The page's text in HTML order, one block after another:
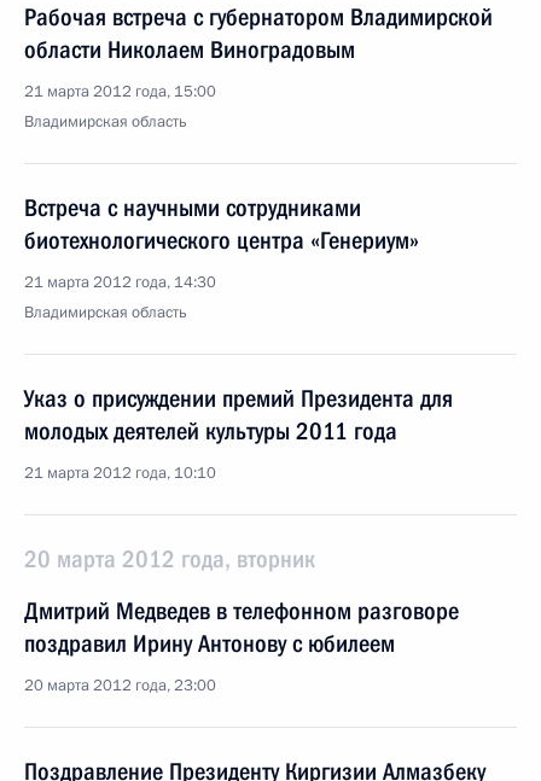
Рабочая встреча с губернатором Владимирской
области Николаем Виноградовым
21 марта 2012 года, 15:00
Владимирская область
Встреча с научными сотрудниками
биотехнологического центра «Генериум»
21 марта 2012 года, 14:30
Владимирская область
Указ о присуждении премий Президента для
молодых деятелей культуры 2011 года
21 марта 2012 года, 10:10
20 марта 2012 года, вторник
Дмитрий Медведев в телефонном разговоре
поздравил Ирину Антонову с юбилеем
20 марта 2012 года, 23:00
Поздравление Президенту Киргизии Алмазбеку